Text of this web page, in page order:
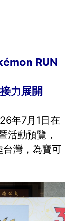
RUN
力展開
年7月1日在
活動預覽，
台灣，為寶可